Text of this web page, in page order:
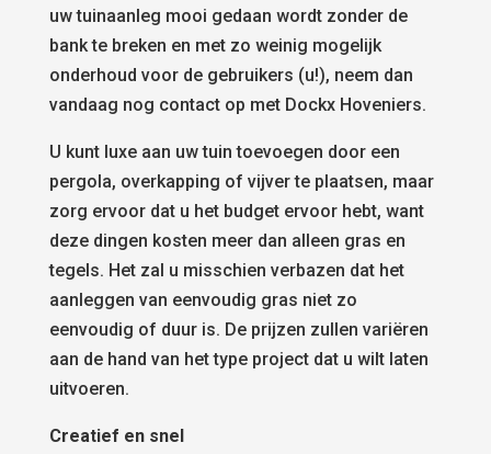
uw tuinaanleg mooi gedaan wordt zonder de
bank te breken en met zo weinig mogelijk
onderhoud voor de gebruikers (u!), neem dan
vandaag nog contact op met Dockx Hoveniers.
U kunt luxe aan uw tuin toevoegen door een
pergola, overkapping of vijver te plaatsen, maar
zorg ervoor dat u het budget ervoor hebt, want
deze dingen kosten meer dan alleen gras en
tegels. Het zal u misschien verbazen dat het
aanleggen van eenvoudig gras niet zo
eenvoudig of duur is. De prijzen zullen variëren
aan de hand van het type project dat u wilt laten
uitvoeren.
Creatief en snel